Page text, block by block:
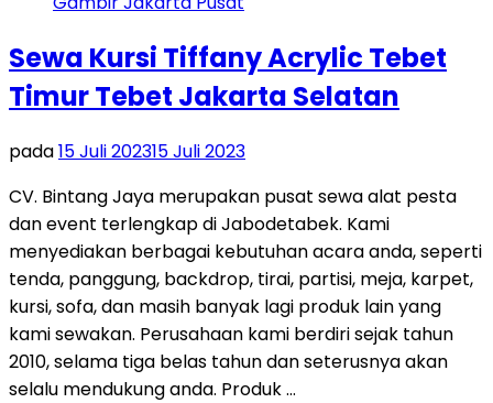
Sewa Kursi Tiffany Acrylic Tebet
Timur Tebet Jakarta Selatan
pada15 Juli 202315 Juli 2023
CV. Bintang Jaya merupakan pusat sewa alat pesta
dan event terlengkap di Jabodetabek. Kami
menyediakan berbagai kebutuhan acara anda, seperti
tenda, panggung, backdrop, tirai, partisi, meja, karpet,
kursi, sofa, dan masih banyak lagi produk lain yang
kami sewakan. Perusahaan kami berdiri sejak tahun
2010, selama tiga belas tahun dan seterusnya akan
selalu mendukung anda. Produk …